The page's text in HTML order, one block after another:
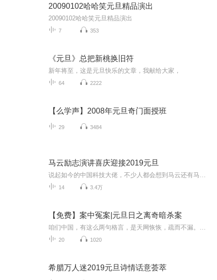
20090102哈哈笑元旦精品演出
20090102哈哈笑元旦精品演出
7 353
《元旦》总把新桃换旧符
新年将至，这是元旦快乐的文章，我献给大家，
64 2222
【么学声】2008年元旦奇门面授班
29 3484
马云励志演讲喜庆迎接2019元旦
14 3.4万
【免费】案中冤案|元旦日之离奇暗杀案
20 1020
希腊万人迷2019元旦诗情话意荟萃